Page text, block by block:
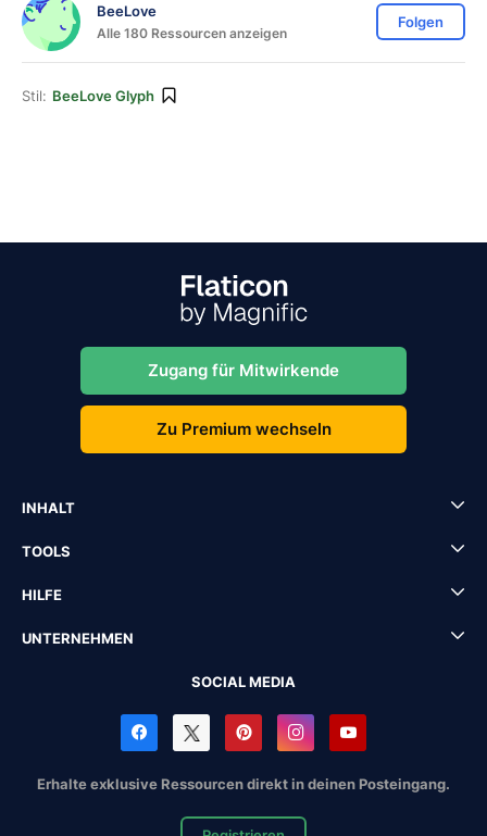
BeeLove
Alle 180 Ressourcen anzeigen
Folgen
Stil: BeeLove Glyph
Zugang für Mitwirkende
Zu Premium wechseln
INHALT
TOOLS
HILFE
UNTERNEHMEN
SOCIAL MEDIA
Erhalte exklusive Ressourcen direkt in deinen Posteingang.